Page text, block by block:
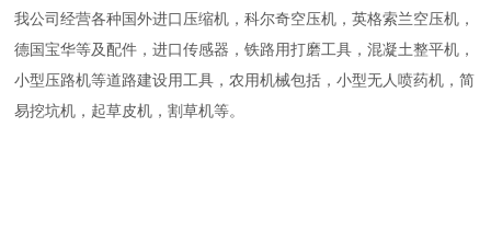
我公司经营各种国外进口压缩机，科尔奇空压机，英格索兰空压机，
德国宝华等及配件，进口传感器，铁路用打磨工具，混凝土整平机，
小型压路机等道路建设用工具，农用机械包括，小型无人喷药机，简
易挖坑机，起草皮机，割草机等。